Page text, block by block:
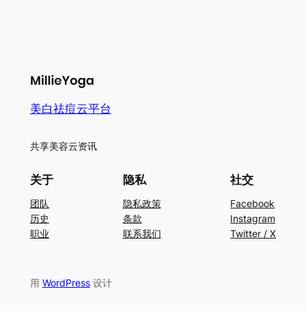
美白祛痘云平台
共享美容云资讯
关于
团队
历史
职业
隐私
隐私政策
条款
联系我们
社交
Facebook
Instagram
Twitter / X
用 WordPress设计